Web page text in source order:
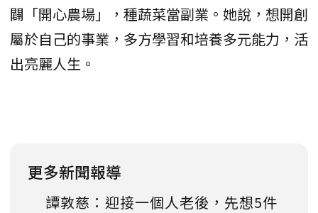
闢「開心農場」，種蔬菜當副業。她說，想開創
屬於自己的事業，多方學習和培養多元能力，活
出亮麗人生。
更多新聞報導
譚敦慈：迎接一個人老後，先想5件